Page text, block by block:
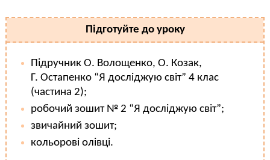
Підготуйте до уроку
Підручник О. Волощенко, О. Козак,
Г. Остапенко “Я досліджую світ” 4 клас
(частина 2);
робочий зошит № 2 “Я досліджую світ”;
звичайний зошит;
кольорові олівці.